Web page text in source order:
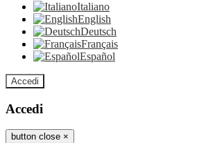
Italiano
English
Deutsch
Français
Español
Accedi
Accedi
button close ×